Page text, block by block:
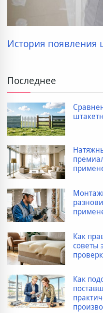
История появления
Последнее
Как
советы
Как